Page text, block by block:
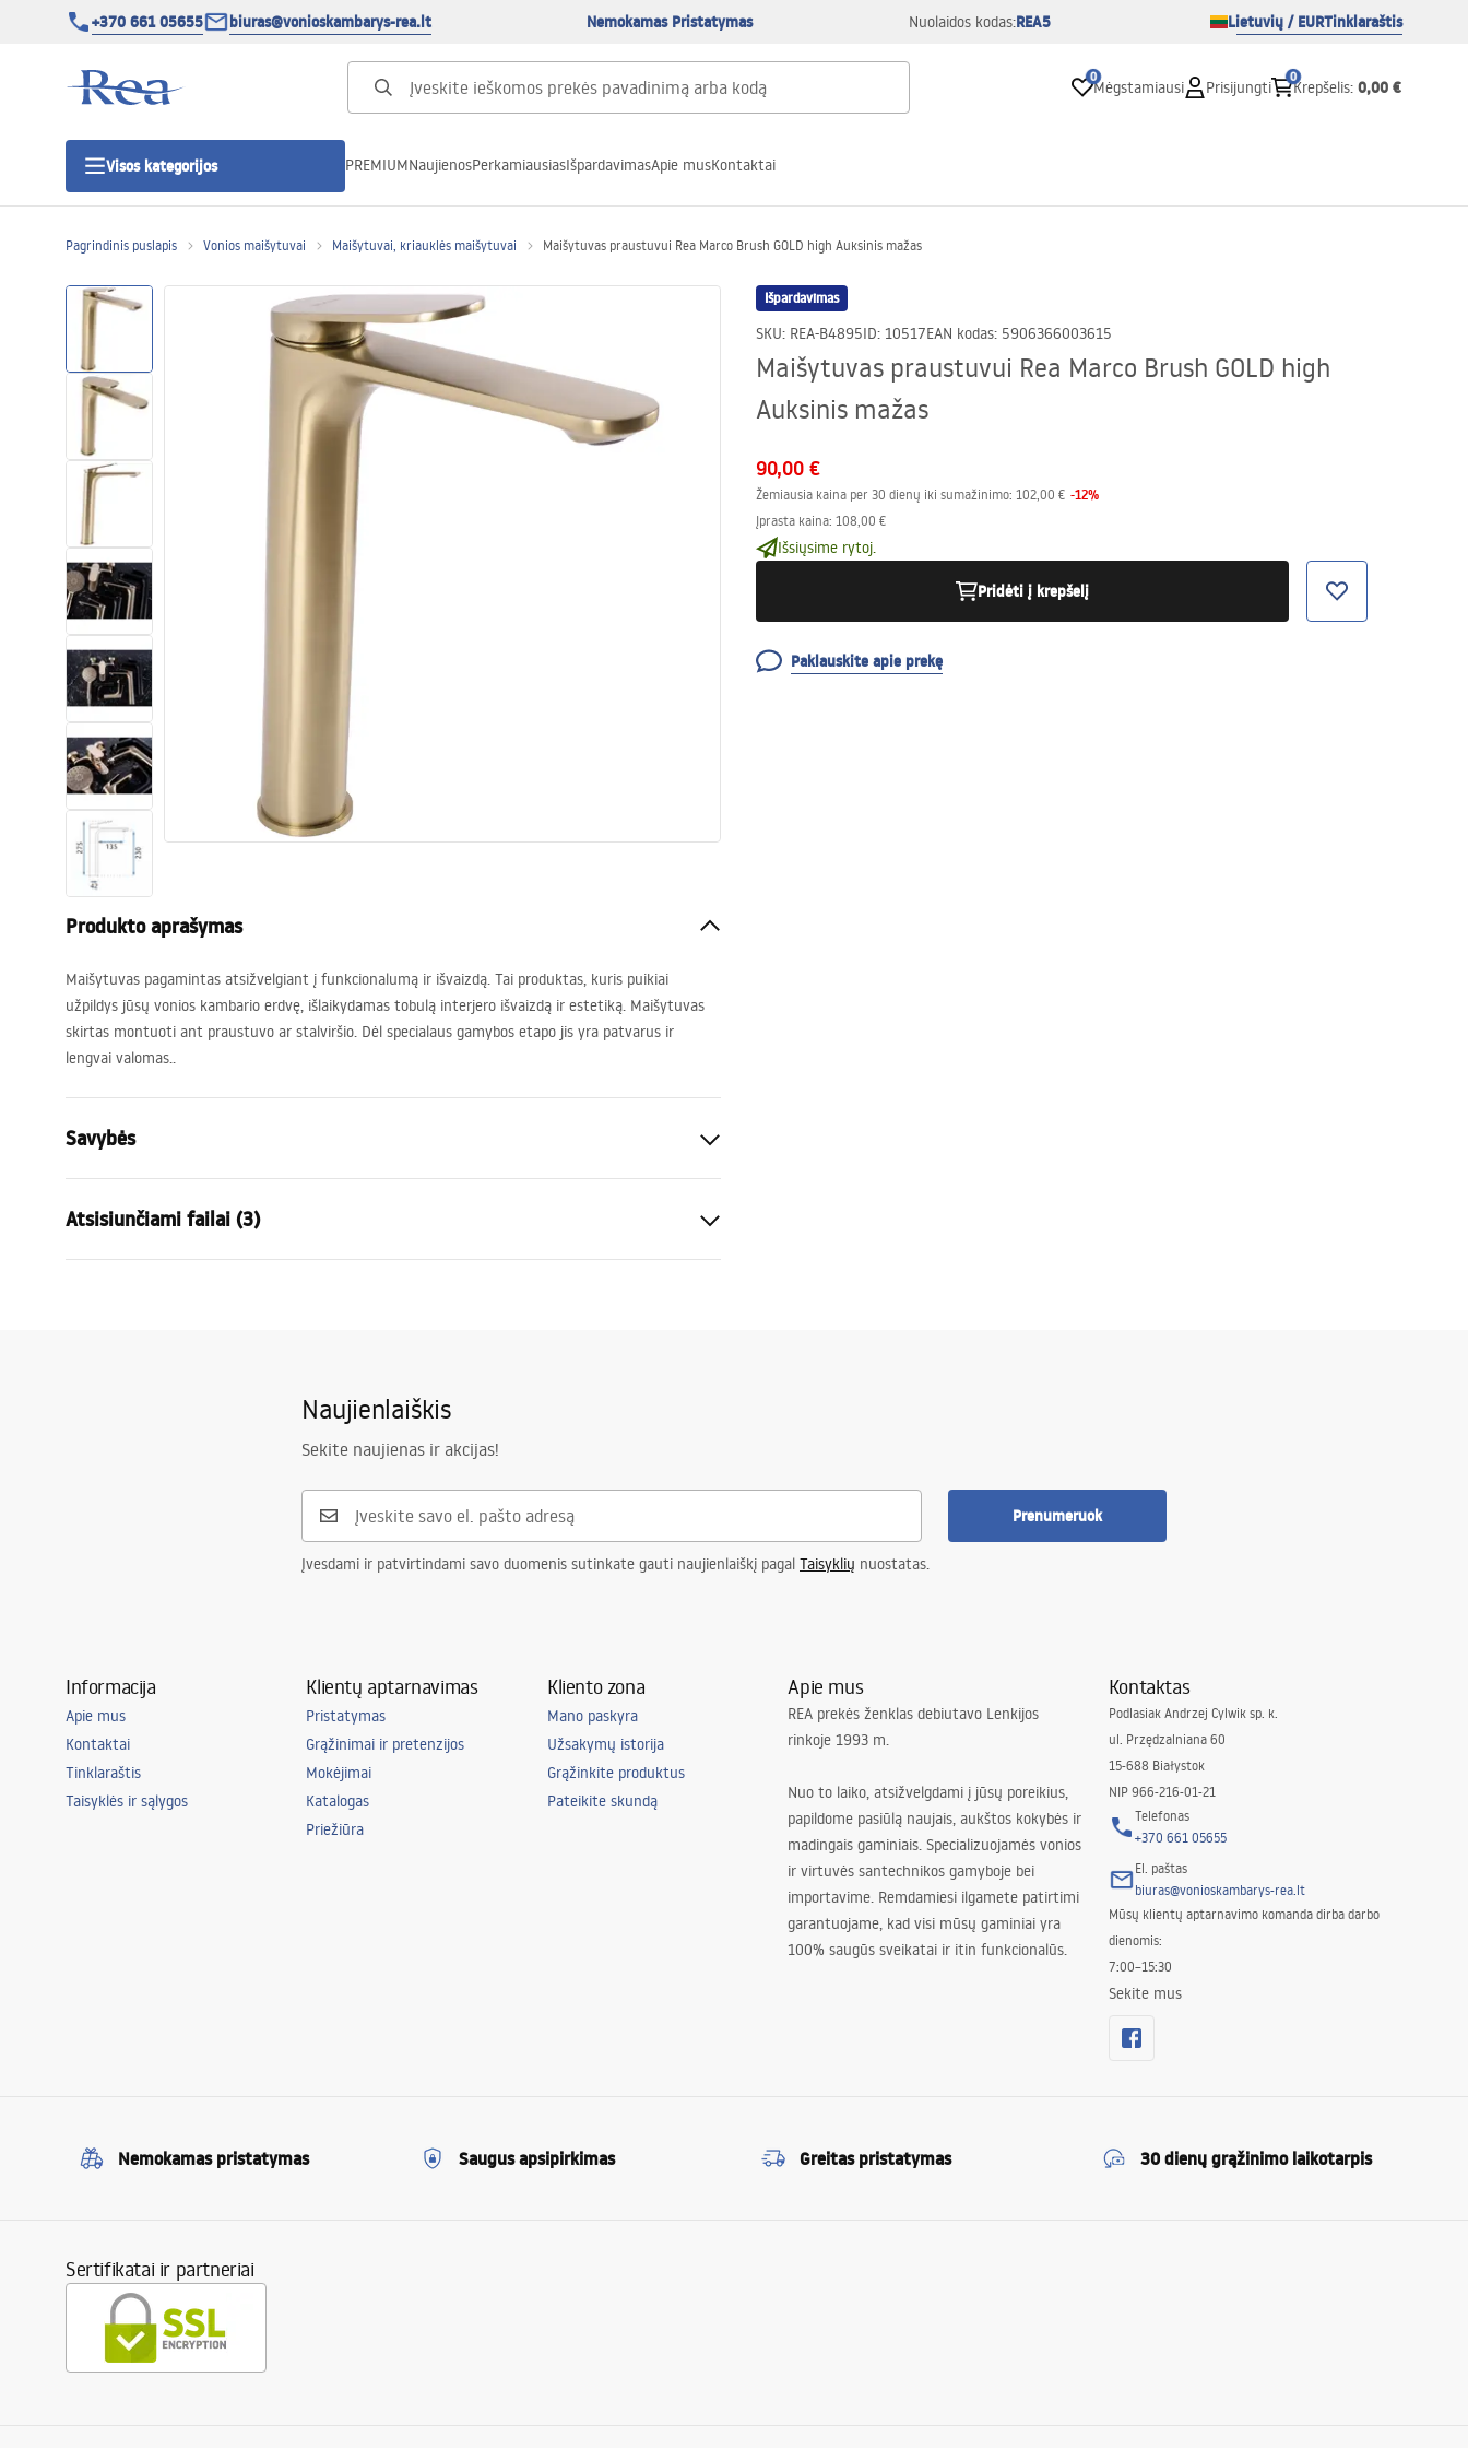
+370 661 05655 biuras@vonioskambarys-rea.lt Nemokamas Pristatymas Nuolaidos kodas:REA5 Lietuvių / EURTinklaraštis
0
Mėgstamiausi Prisijungti
0
Krepšelis: 0,00 €
Visos kategorijos
Vonios dušo padėklai
Linijiniai dušo kanalai
Praustuvas
Vonios ir ekranai
Vonios maišytuvai
Vonios dušai
Virtuvė
PREMIUMNaujienosPerkamiausiasIšpardavimasApie musKontaktai
Pagrindinis puslapis Vonios maišytuvai Maišytuvai, kriauklės maišytuvai Maišytuvas praustuvui Rea Marco Brush GOLD high Auksinis mažas
Išpardavimas
SKU: REA-B4895ID: 10517EAN kodas: 5906366003615
Maišytuvas praustuvui Rea Marco Brush GOLD high
Auksinis mažas
90,00 €
Žemiausia kaina per 30 dienų iki sumažinimo: 102,00 € -12%
Įprasta kaina: 108,00 €
Išsiųsime rytoj.
Pridėti į krepšelį
Paklauskite apie prekę
Produkto aprašymas
Maišytuvas pagamintas atsižvelgiant į funkcionalumą ir išvaizdą. Tai produktas, kuris puikiai
užpildys jūsų vonios kambario erdvę, išlaikydamas tobulą interjero išvaizdą ir estetiką. Maišytuvas
skirtas montuoti ant praustuvo ar stalviršio. Dėl specialaus gamybos etapo jis yra patvarus ir
lengvai valomas..
Savybės
Montavimo būdas
Spalva
Šlifuotas auksas
275mm
PVD
5 lat
Atsisiunčiami failai (3)
Safety_Information_Faucets.pdf
Naujienlaiškis
Sekite naujienas ir akcijas!
Prenumeruok
Įvesdami ir patvirtindami savo duomenis sutinkate gauti naujienlaiškį pagal Taisyklių nuostatas.
Informacija
Apie mus
Kontaktai
Tinklaraštis
Taisyklės ir sąlygos
Klientų aptarnavimas
Pristatymas
Grąžinimai ir pretenzijos
Mokėjimai
Katalogas
Priežiūra
Kliento zona
Mano paskyra
Užsakymų istorija
Grąžinkite produktus
Pateikite skundą
Apie mus
REA prekės ženklas debiutavo Lenkijos
rinkoje 1993 m.
Nuo to laiko, atsižvelgdami į jūsų poreikius,
papildome pasiūlą naujais, aukštos kokybės ir
madingais gaminiais. Specializuojamės vonios
ir virtuvės santechnikos gamyboje bei
importavime. Remdamiesi ilgamete patirtimi
garantuojame, kad visi mūsų gaminiai yra
100% saugūs sveikatai ir itin funkcionalūs.
Kontaktas
Podlasiak Andrzej Cylwik sp. k.
ul. Przędzalniana 60
15-688 Białystok
NIP 966-216-01-21
Telefonas
+370 661 05655
El. paštas
biuras@vonioskambarys-rea.lt
Mūsų klientų aptarnavimo komanda dirba darbo
dienomis:
7:00–15:30
Sekite mus
Nemokamas pristatymas Saugus apsipirkimas Greitas pristatymas 30 dienų grąžinimo laikotarpis
Sertifikatai ir partneriai